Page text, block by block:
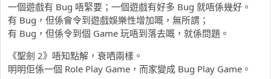
一個遊戲有 Bug 唔緊要；一個遊戲有好多 Bug 就唔係幾好。
有 Bug，但係會令到遊戲娛樂性增加嘅，無所謂；
有 Bug，但係令到個 Game 玩唔到落去嘅，就係問題。
《聖劍 2》唔知點解，衰哂兩樣。
明明佢係一個 Role Play Game，而家變成 Bug Play Game。